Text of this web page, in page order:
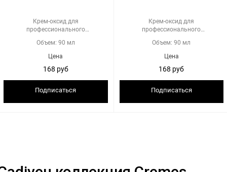
Крем-оксид для
профессионального
Объем: 90 мл
Цена
168 руб
Подписаться
Крем-оксид для
профессионального
Объем: 90 мл
Цена
168 руб
Подписаться